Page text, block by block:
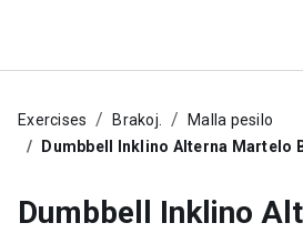
Exercises Brakoj.
Malla pesilo
Dumbbell Inklino Alterna Martelo
Dumbbell Inklino